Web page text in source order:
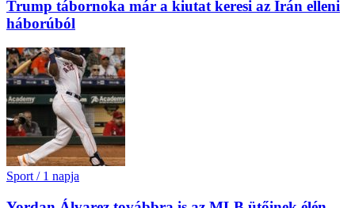
Trump tábornoka már a kiutat keresi az Irán elleni
háborúból
Sport / 1 napja